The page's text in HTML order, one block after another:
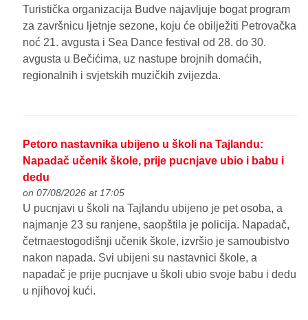
Turistička organizacija Budve najavljuje bogat program
za završnicu ljetnje sezone, koju će obilježiti Petrovačka
noć 21. avgusta i Sea Dance festival od 28. do 30.
avgusta u Bečićima, uz nastupe brojnih domaćih,
regionalnih i svjetskih muzičkih zvijezda.
Petoro nastavnika ubijeno u školi na Tajlandu:
Napadač učenik škole, prije pucnjave ubio i babu i
dedu
on 07/08/2026 at 17:05
U pucnjavi u školi na Tajlandu ubijeno je pet osoba, a
najmanje 23 su ranjene, saopštila je policija. Napadač,
četrnaestogodišnji učenik škole, izvršio je samoubistvo
nakon napada. Svi ubijeni su nastavnici škole, a
napadač je prije pucnjave u školi ubio svoje babu i dedu
u njihovoj kući.